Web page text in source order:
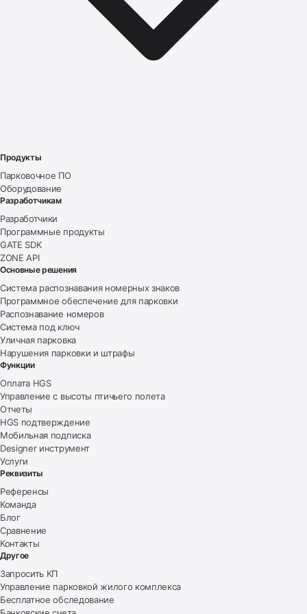
Продукты
Парковочное ПО
Оборудование
Разработчикам
Разработчики
Программные продукты
GATE SDK
ZONE API
Основные решения
Система распознавания номерных знаков
Программное обеспечение для парковки
Распознавание номеров
Система под ключ
Уличная парковка
Нарушения парковки и штрафы
Функции
Оплата HGS
Управление с высоты птичьего полета
Отчеты
HGS подтверждение
Мобильная подписка
Designer инструмент
Услуги
Реквизиты
Референсы
Команда
Блог
Сравнение
Контакты
Другое
Запросить КП
Управление парковкой жилого комплекса
Бесплатное обследование